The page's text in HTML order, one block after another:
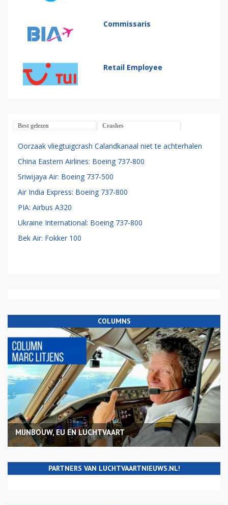
Commissaris
Retail Employee
Best gelezen Crashes
Oorzaak vliegtuigcrash Calandkanaal niet te achterhalen
China Eastern Airlines: Boeing 737-800
Sriwijaya Air: Boeing 737-500
Air India Express: Boeing 737-800
PIA: Airbus A320
Ukraine International: Boeing 737-800
Bek Air: Fokker 100
COLUMNS
MIJNBOUW, EU EN LUCHTVAART
PARTNERS VAN LUCHTVAARTNIEUWS.NL!